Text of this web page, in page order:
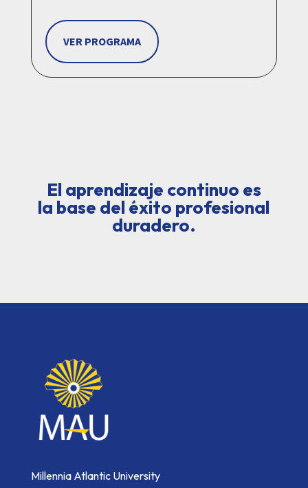
VER PROGRAMA
El aprendizaje continuo es
la base del éxito profesional
duradero.
Millennia Atlantic University